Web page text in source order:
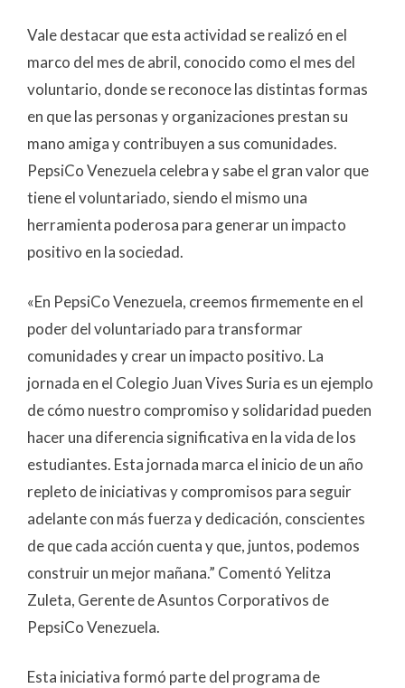
Vale destacar que esta actividad se realizó en el
marco del mes de abril, conocido como el mes del
voluntario, donde se reconoce las distintas formas
en que las personas y organizaciones prestan su
mano amiga y contribuyen a sus comunidades.
PepsiCo Venezuela celebra y sabe el gran valor que
tiene el voluntariado, siendo el mismo una
herramienta poderosa para generar un impacto
positivo en la sociedad.
«En PepsiCo Venezuela, creemos firmemente en el
poder del voluntariado para transformar
comunidades y crear un impacto positivo. La
jornada en el Colegio Juan Vives Suria es un ejemplo
de cómo nuestro compromiso y solidaridad pueden
hacer una diferencia significativa en la vida de los
estudiantes. Esta jornada marca el inicio de un año
repleto de iniciativas y compromisos para seguir
adelante con más fuerza y dedicación, conscientes
de que cada acción cuenta y que, juntos, podemos
construir un mejor mañana.” Comentó Yelitza
Zuleta, Gerente de Asuntos Corporativos de
PepsiCo Venezuela.
Esta iniciativa formó parte del programa de